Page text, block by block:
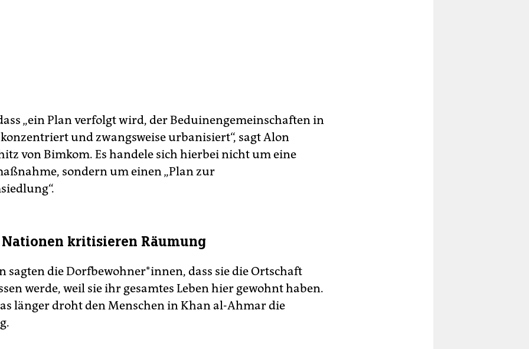
„ein Plan verfolgt wird, der Beduinengemeinschaften in
und zwangsweise urbanisiert“, sagt Alon
von Bimkom. Es handele sich hierbei nicht um eine
sondern um einen „Plan zur
kritisieren Räumung
sagten die Dorfbewohner*innen, dass sie die Ortschaft
werde, weil sie ihr gesamtes Leben hier gewohnt haben.
länger droht den Menschen in Khan al-Ahmar die